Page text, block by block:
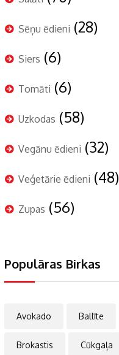
Sēņu ēdieni (28)
Siers (6)
Tomāti (6)
Uzkodas (58)
Vegānu ēdieni (32)
Veģetārie ēdieni (48)
Zupas (56)
Populāras Birkas
Avokado Ballīte
Brokastis Cūkgaļa